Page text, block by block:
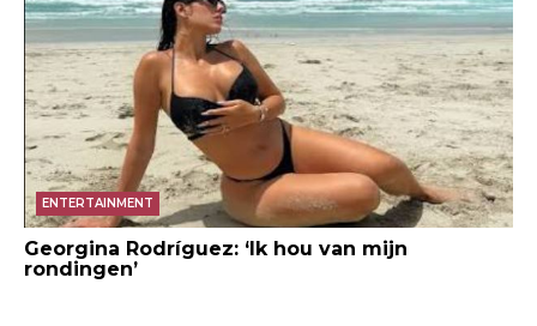
ENTERTAINMENT
Georgina Rodríguez: ‘Ik hou van mijn
rondingen’